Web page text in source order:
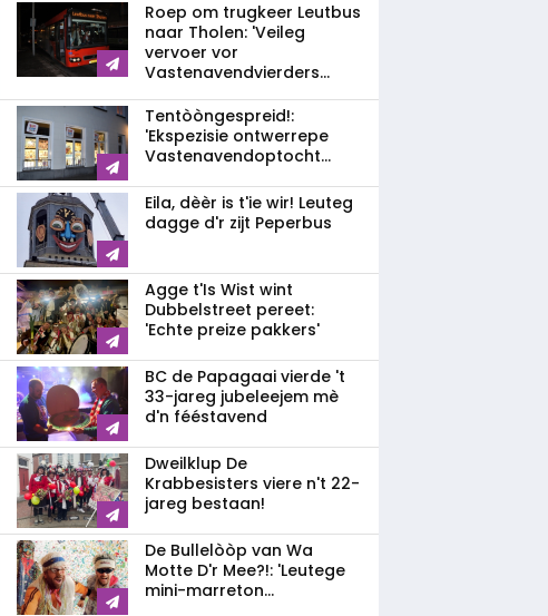
Roep om trugkeer Leutbus
naar Tholen: 'Veileg
vervoer vor
Vastenavendvierders...
Tentòòngespreid!:
'Ekspezisie ontwerrepe
Vastenavendoptocht...
Eila, dèèr is t'ie wir! Leuteg
dagge d'r zijt Peperbus
Agge t'Is Wist wint
Dubbelstreet pereet:
'Echte preize pakkers'
BC de Papagaai vierde 't
33-jareg jubeleejem mè
d'n fééstavend
Dweilklup De
Krabbesisters viere n't 22-
jareg bestaan!
De Bullelòòp van Wa
Motte D'r Mee?!: 'Leutege
mini-marreton...